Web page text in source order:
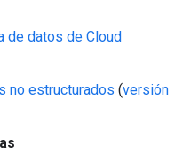
de datos de Cloud
no estructurados (versión